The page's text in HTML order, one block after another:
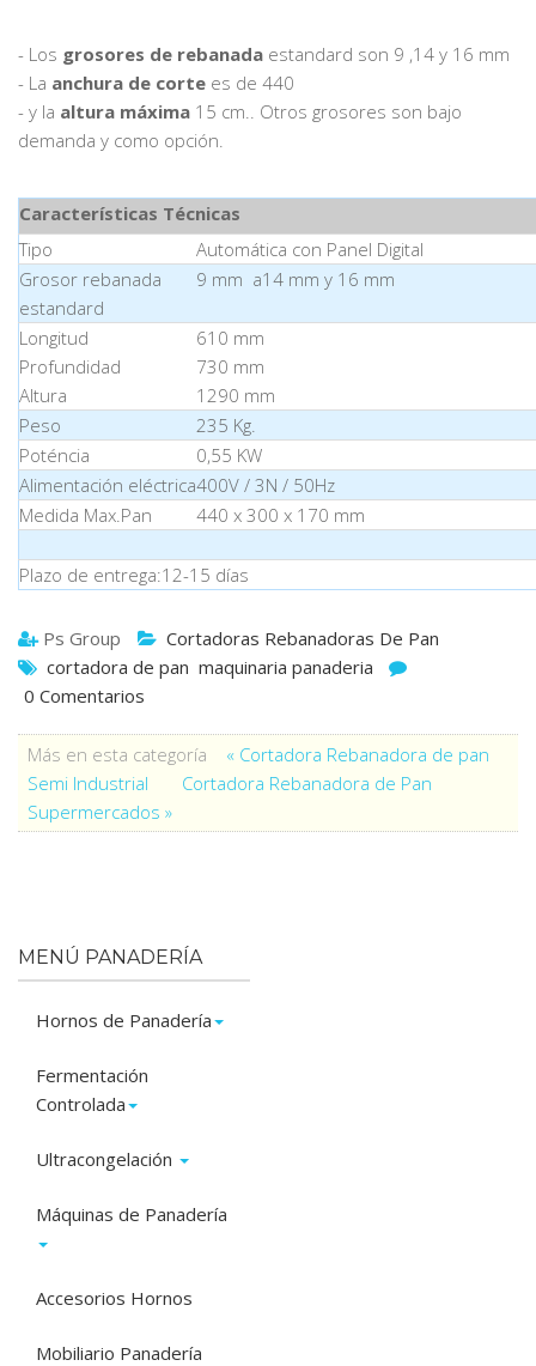
- Los grosores de rebanada estandard son 9 ,14 y 16 mm
- La anchura de corte es de 440
- y la altura máxima 15 cm.. Otros grosores son bajo
demanda y como opción.
Características Técnicas
Tipo
Automática con Panel Digital
Grosor rebanada
estandard
9 mm a14 mm y 16 mm
Longitud
Profundidad
Altura
610 mm
730 mm
1290 mm
Peso
235 Kg.
Poténcia
0,55 KW
Alimentación eléctrica400V / 3N / 50Hz
Medida Max.Pan
440 x 300 x 170 mm
Plazo de entrega:12-15 días
Ps Group
Cortadoras Rebanadoras De Pan
cortadora de pan maquinaria panaderia
0 Comentarios
Más en esta categoría
« Cortadora Rebanadora de pan
Semi Industrial
Cortadora Rebanadora de Pan
Supermercados »
MENÚ PANADERÍA
Hornos de Panadería
Fermentación
Controlada
Ultracongelación
Máquinas de Panadería
Accesorios Hornos
Mobiliario Panadería